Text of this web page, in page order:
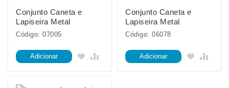
Conjunto Caneta e
Lapiseira Metal
Código: 07005
Adicionar
Conjunto Caneta e
Lapiseira Metal
Código: 06078
Adicionar